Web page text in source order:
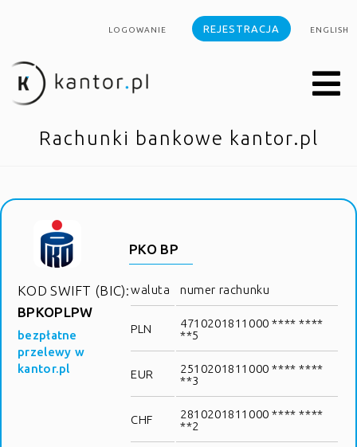
LOGOWANIE REJESTRACJA ENGLISH
Rachunki bankowe kantor.pl
KOD SWIFT (BIC):
BPKOPLPW
bezpłatne
przelewy w
kantor.pl
PKO BP
waluta numer rachunku
PLN
4710201811000 **** ****
**5
EUR
2510201811000 **** ****
**3
CHF
2810201811000 **** ****
**2